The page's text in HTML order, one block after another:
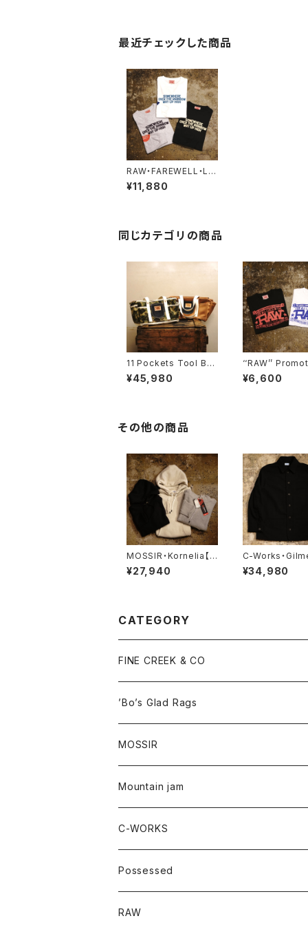
最近チェックした商品
RAW・FAREWELL・LA
HAINA, MAUI・Long
Sleeve Tee
¥11,880
同じカテゴリの商品
11 Pockets Tool Ba
g ‘‘RAW’’
¥45,980
‘‘RAW’’
ogo Tee Shirt
¥6,600
その他の商品
MOSSIR・Kornelia【M
OSW001】
¥27,940
C-Works・
rringbone【
4】
¥34,980
CATEGORY
FINE CREEK & CO
’Bo’s Glad Rags
MOSSIR
Mountain jam
C-WORKS
Possessed
RAW